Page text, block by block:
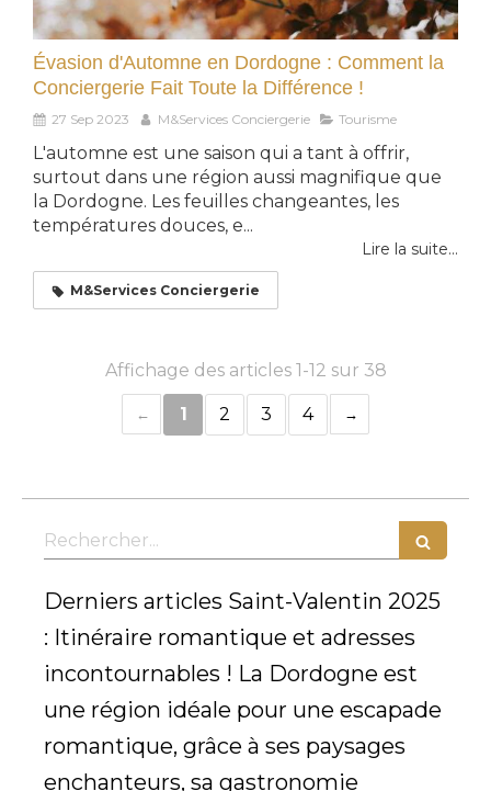
Évasion d'Automne en Dordogne : Comment la
Conciergerie Fait Toute la Différence !
27 Sep 2023 M&Services Conciergerie Tourisme
L'automne est une saison qui a tant à offrir,
surtout dans une région aussi magnifique que
la Dordogne. Les feuilles changeantes, les
températures douces, e...
Lire la suite...
M&Services Conciergerie
Affichage des articles 1-12 sur 38
1 2 3 4
Rechercher
Derniers articles Saint-Valentin 2025
: Itinéraire romantique et adresses
incontournables ! La Dordogne est
une région idéale pour une escapade
romantique, grâce à ses paysages
enchanteurs, sa gastronomie